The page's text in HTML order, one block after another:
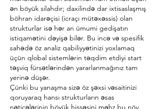
ən böyük silahdır; daxilində dar ixtisaslaşmış
böhran idarəçisi (icraçı mütəxəssis) olan
strukturlar isə hər an ümumi gedişatın
istiqamətini dəyişə bilər. Bu incə və spesifik
sahədə öz analiz qabiliyyətinizi yoxlamaq
üçün qlobal sistemlərin təqdim etdiyi start
təşviq fürsətlərindən yararlanmağınız tam
yerinə düşər.
Çünki bu yanaşma sizə öz şəxsi vəsaitinizi
qoruyaraq hansı strukturların əsas
nəticələrinin böyük hissəsini məhz bu növ